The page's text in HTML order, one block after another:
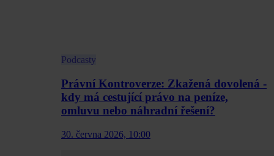
Podcasty
Právní Kontroverze: Zkažená dovolená -
kdy má cestující právo na peníze,
omluvu nebo náhradní řešení?
30. června 2026, 10:00